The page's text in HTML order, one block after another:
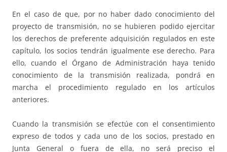
En el caso de que, por no haber dado conocimiento del
proyecto de transmisión, no se hubieren podido ejercitar
los derechos de preferente adquisición regulados en este
capítulo, los socios tendrán igualmente ese derecho. Para
ello, cuando el Órgano de Administración haya tenido
conocimiento de la transmisión realizada, pondrá en
marcha el procedimiento regulado en los artículos
anteriores.
Cuando la transmisión se efectúe con el consentimiento
expreso de todos y cada uno de los socios, prestado en
Junta General o fuera de ella, no será preciso el